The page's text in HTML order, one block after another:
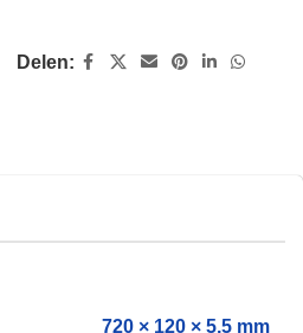
Delen:
720 × 120 × 5,5 mm